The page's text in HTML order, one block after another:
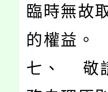
臨時無故
的權益。
七、 敬